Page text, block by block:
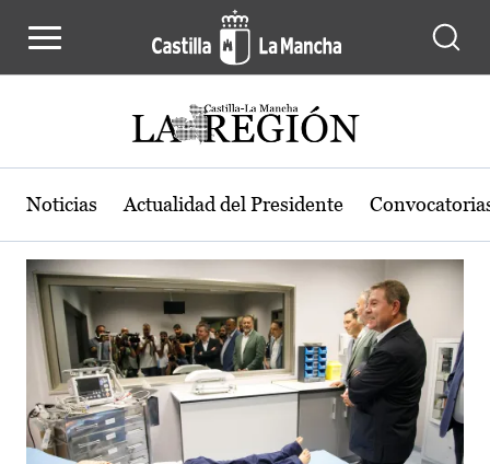
Actualidad de la región de Castilla-
Noticias Actualidad del Presidente